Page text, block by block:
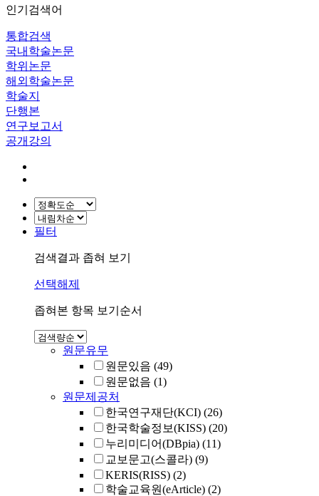
인기검색어
통합검색
국내학술논문
학위논문
해외학술논문
학술지
단행본
연구보고서
공개강의
필터
검색결과 좁혀 보기
선택해제
좁혀본 항목 보기순서
원문유무
원문있음 (49)
원문없음 (1)
원문제공처
한국연구재단(KCI) (26)
한국학술정보(KISS) (20)
누리미디어(DBpia) (11)
교보문고(스콜라) (9)
KERIS(RISS) (2)
학술교육원(eArticle) (2)